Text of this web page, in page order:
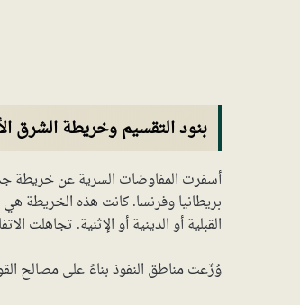
بنود التقسيم وخريطة الشرق
أسفرت المفاوضات السرية عن خريطة
بريطانيا وفرنسا. كانت هذه الخريطة
القبلية أو الدينية أو الإثنية. تجاهلت
وُزّعت مناطق النفوذ بناءً على مصالح